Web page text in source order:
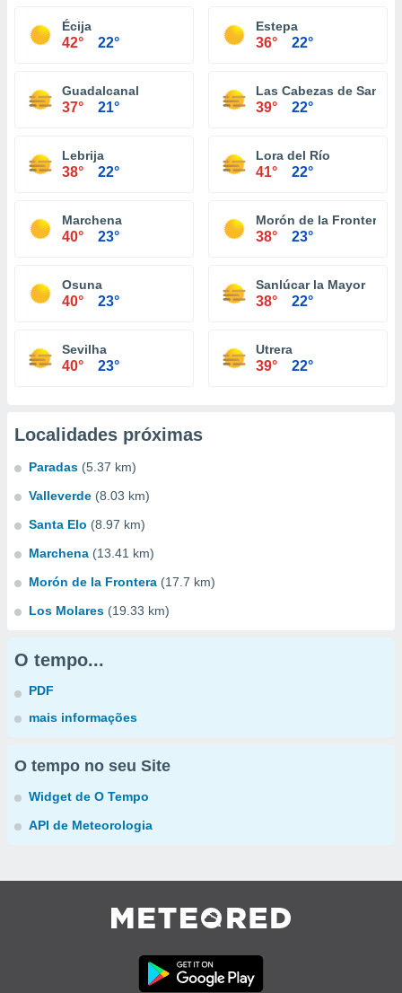
Écija
42° 22°
Estepa
36° 22°
Guadalcanal
37° 21°
Las Cabezas de San
39° 22°
Lebrija
38° 22°
Lora del Río
41° 22°
Marchena
40° 23°
Morón de la Frontera
38° 23°
Osuna
40° 23°
Sanlúcar la Mayor
38° 22°
Sevilha
40° 23°
Utrera
39° 22°
Localidades próximas
Paradas (5.37 km)
Valleverde (8.03 km)
Santa Elo (8.97 km)
Marchena (13.41 km)
Morón de la Frontera (17.7 km)
Los Molares (19.33 km)
O tempo...
PDF
mais informações
O tempo no seu Site
Widget de O Tempo
API de Meteorologia